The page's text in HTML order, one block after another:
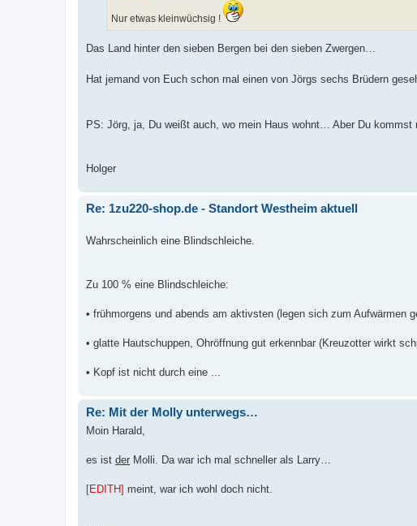
Nur etwas kleinwüchsig !
Das Land hinter den sieben Bergen bei den sieben Zwergen…
Hat jemand von Euch schon mal einen von Jörgs sechs Brüdern
PS: Jörg, ja, Du weißt auch, wo mein Haus wohnt… Aber Du
Holger
Re: 1zu220-shop.de - Standort Westheim aktuell
Wahrscheinlich eine Blindschleiche.
Zu 100 % eine Blindschleiche:
• frühmorgens und abends am aktivsten (legen sich zum Aufwärmen
• glatte Hautschuppen, Ohröffnung gut erkennbar (Kreuzotter wirkt
• Kopf ist nicht durch eine ...
Re: Mit der Molly unterwegs…
Moin Harald,
es ist der Molli. Da war ich mal schneller als Larry…
[EDITH] meint, war ich wohl doch nicht.